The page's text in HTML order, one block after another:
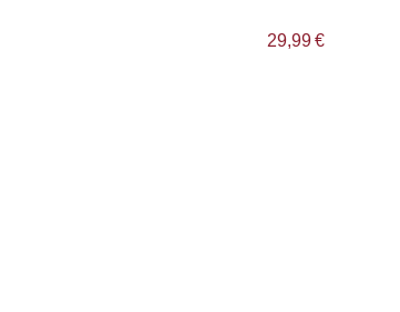
29,99€